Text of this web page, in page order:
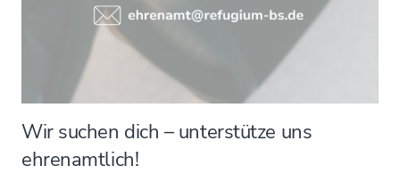
Wir suchen dich – unterstütze uns
ehrenamtlich!